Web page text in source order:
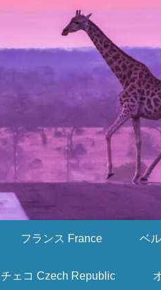
フランス France ベ
チェコ Czech Republic